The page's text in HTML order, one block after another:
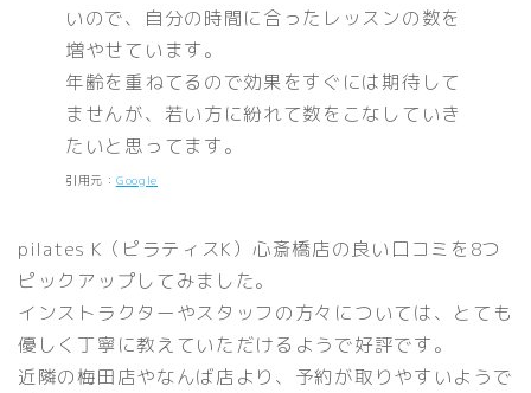
いので、自分の時間に合ったレッスンの数を
増やせています。
年齢を重ねてるので効果をすぐには期待して
ませんが、若い方に紛れて数をこなしていき
たいと思ってます。
引用元： Google
pilates K（ピラティスK）心斎橋店の良い口コミを8つ
ピックアップしてみました。
インストラクターやスタッフの方々については、とても
優しく丁寧に教えていただけるようで好評です。
近隣の梅田店やなんば店より、予約が取りやすいようで